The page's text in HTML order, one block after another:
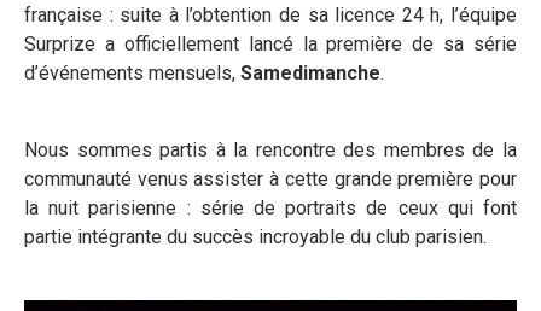
française : suite à l’obtention de sa licence 24 h, l’équipe
Surprize a officiellement lancé la première de sa série
d’événements mensuels, Samedimanche.
Nous sommes partis à la rencontre des membres de la
communauté venus assister à cette grande première pour
la nuit parisienne : série de portraits de ceux qui font
partie intégrante du succès incroyable du club parisien.